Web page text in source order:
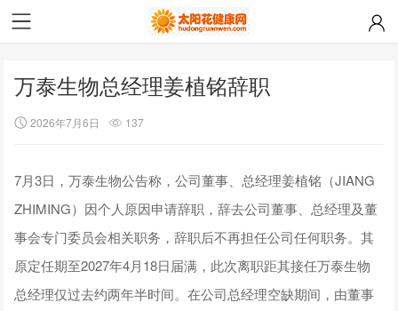
万泰生物总经理姜植铭辞职
2026年7月6日 137
7月3日，万泰生物公告称，公司董事、总经理姜植铭（JIANG
ZHIMING）因个人原因申请辞职，辞去公司董事、总经理及董
事会专门委员会相关职务，辞职后不再担任公司任何职务。其
原定任期至2027年4月18日届满，此次离职距其接任万泰生物
总经理仅过去约两年半时间。在公司总经理空缺期间，由董事